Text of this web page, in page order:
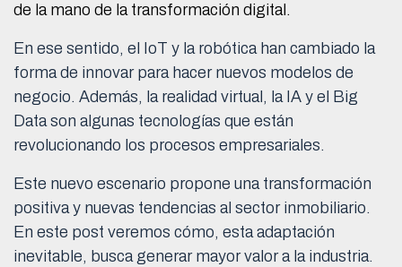
de la mano de la transformación digital.
En ese sentido, el IoT y la robótica han cambiado la
forma de innovar para hacer nuevos modelos de
negocio. Además, la realidad virtual, la IA y el Big
Data son algunas tecnologías que están
revolucionando los procesos empresariales.
Este nuevo escenario propone una transformación
positiva y nuevas tendencias al sector inmobiliario.
En este post veremos cómo, esta adaptación
inevitable, busca generar mayor valor a la industria.